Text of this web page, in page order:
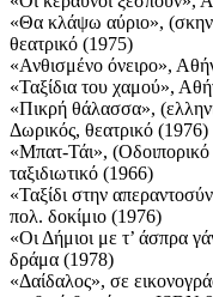
«Θα κλάψω αύριο»,
θεατρικό (1975)
«Ανθισμένο όνειρο»,
«Ταξίδια του χαμού»,
«Πικρή θάλασσα»,
Δωρικός, θεατρικό (1976)
«Μπατ-Τάι»,
ταξιδιωτικό (1966)
«Ταξίδι στην
πολ. δοκίμιο (1976)
«Οι Δήμιοι με τ’ άσπρα
δράμα (1978)
«Δαίδαλος», σε